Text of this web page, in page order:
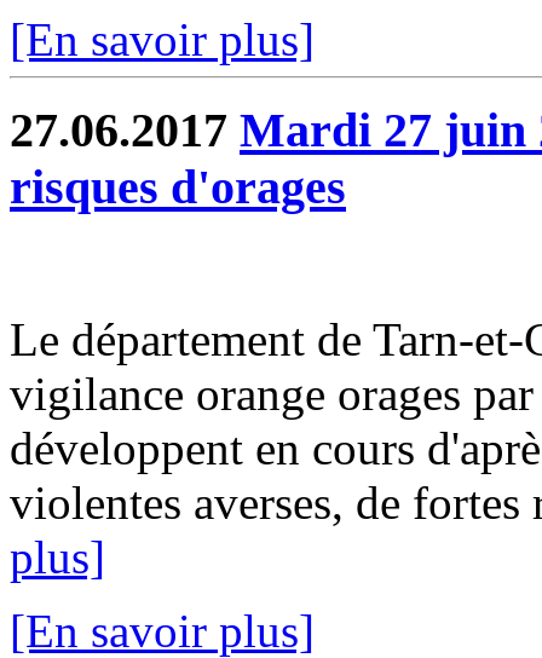
[En savoir plus]
27.06.2017 Mardi 27 juin
risques d'orages
Le département de Tarn-
vigilance orange orages
développent en cours
violentes averses, de fortes
plus]
[En savoir plus]